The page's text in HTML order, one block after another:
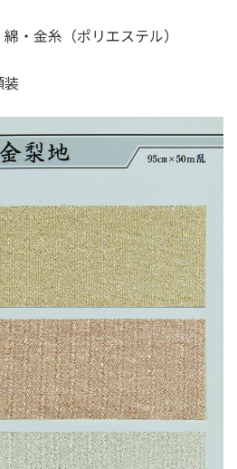
・金糸（ポリエステル）